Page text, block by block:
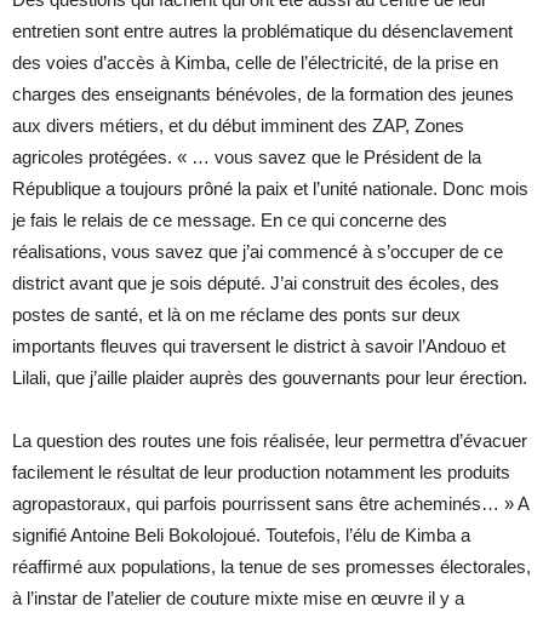
entretien sont entre autres la problématique du désenclavement
des voies d’accès à Kimba, celle de l’électricité, de la prise en
charges des enseignants bénévoles, de la formation des jeunes
aux divers métiers, et du début imminent des ZAP, Zones
agricoles protégées. « … vous savez que le Président de la
République a toujours prôné la paix et l’unité nationale. Donc mois
je fais le relais de ce message. En ce qui concerne des
réalisations, vous savez que j’ai commencé à s’occuper de ce
district avant que je sois député. J’ai construit des écoles, des
postes de santé, et là on me réclame des ponts sur deux
importants fleuves qui traversent le district à savoir l’Andouo et
Lilali, que j’aille plaider auprès des gouvernants pour leur érection.
La question des routes une fois réalisée, leur permettra d’évacuer
facilement le résultat de leur production notamment les produits
agropastoraux, qui parfois pourrissent sans être acheminés… » A
signifié Antoine Beli Bokolojoué. Toutefois, l’élu de Kimba a
réaffirmé aux populations, la tenue de ses promesses électorales,
à l’instar de l’atelier de couture mixte mise en œuvre il y a